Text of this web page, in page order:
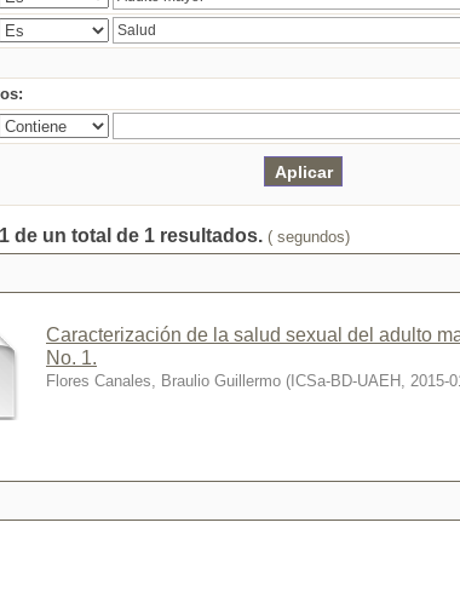
de un total de 1 resultados. ( segundos)
Caracterización de la salud sexual del adulto
No. 1.
Flores Canales, Braulio Guillermo ( ICSa-BD-UAEH , 2015-